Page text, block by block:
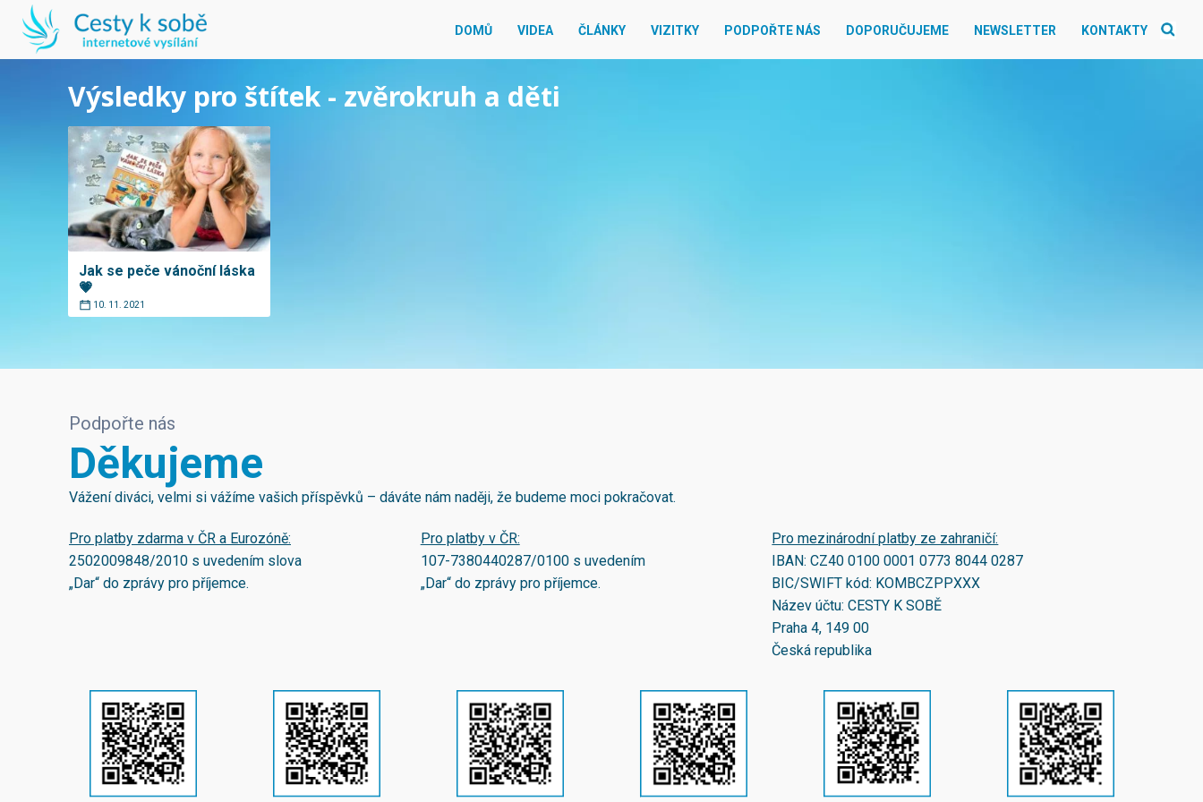
DOMŮ VIDEA ČLÁNKY VIZITKY PODPOŘTE NÁS DOPORUČUJEME NEWSLETTER KONTAKTY
Výsledky pro štítek - zvěrokruh a děti
Jak se peče vánoční láska
💗
10. 11. 2021
Podpořte nás
Děkujeme
Vážení diváci, velmi si vážíme vašich příspěvků – dáváte nám naději, že budeme moci pokračovat.
Pro platby zdarma v ČR a Eurozóně:
2502009848/2010 s uvedením slova
„Dar“ do zprávy pro příjemce.
Pro platby v ČR:
107-7380440287/0100s uvedením
„Dar“ do zprávy pro příjemce.
Pro mezinárodní platby ze zahraničí:
IBAN:CZ40 0100 0001 0773 8044 0287
BIC/SWIFT kód: KOMBCZPPXXX
Název účtu: CESTY K SOBĚ
Praha 4, 149 00
Česká republika